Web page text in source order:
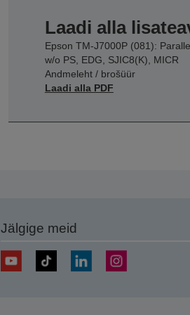
Laadi alla
Epson TM-J7000P (081):
w/o PS, EDG, SJIC8(K), MICR
Andmeleht / brošüür
Laadi alla PDF
Jälgige meid